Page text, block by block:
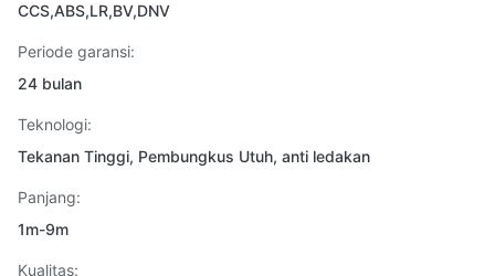
CCS,ABS,LR,BV,DNV
Periode garansi:
24 bulan
Teknologi:
Tekanan Tinggi, Pembungkus Utuh, anti ledakan
Panjang:
1m-9m
Kualitas: